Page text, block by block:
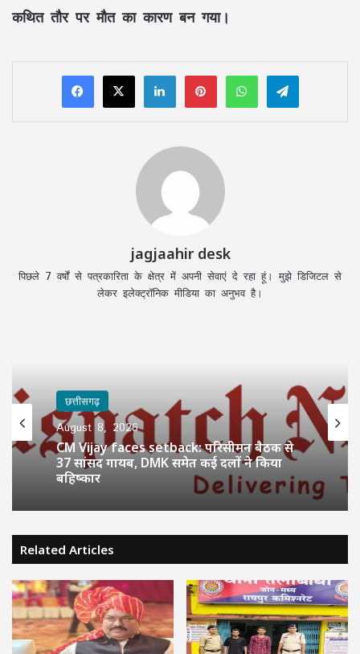
कथित तौर पर मौत का कारण बन गया।
LinkedInPinterestWhatsAppTelegram
jagjaahir desk
पिछले 7 वर्षों से पत्रकारिता के क्षेत्र में अपनी सेवाएं दे रहा हूं। मुझे डिजिटल से
लेकर इलेक्ट्रॉनिक मीडिया का अनुभव है।
छत्तीसगढ़
August 8, 2026
CM Vijay faces setback: परिसीमन बैठक से
37 सांसद गायब, DMK समेत कई दलों ने किया
बहिष्कार
Related Articles